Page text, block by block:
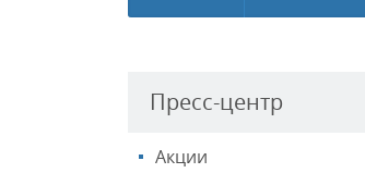
Пресс-центр
Акции